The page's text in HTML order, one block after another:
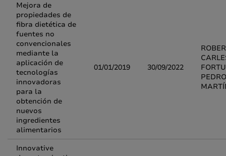
Mejora de
propiedades de
fibra dietética de
fuentes no
convencionales
mediante la
aplicación de
tecnologías
innovadoras
para la
obtención de
nuevos
ingredientes
alimentarios
01/01/2019 30/09/2022
Innovative